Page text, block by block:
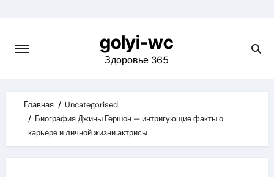
content
golyi-wc
Здоровье 365
Главная
Uncategorised
Биография Джины Гершон — интригующие факты о
карьере и личной жизни актрисы